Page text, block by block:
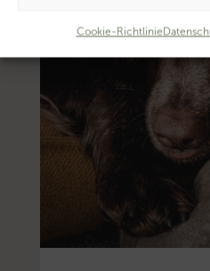
Cookie-Richtlinie